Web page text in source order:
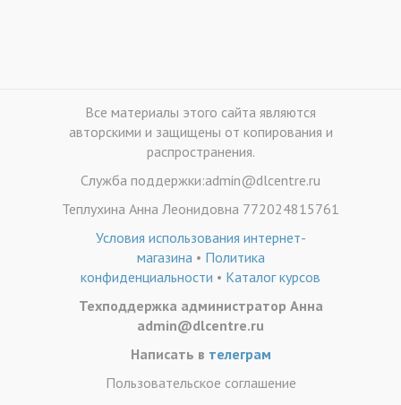
Все материалы этого сайта являются
авторскими и защищены от копирования и
распространения.
Служба поддержки:admin@dlcentre.ru
Теплухина Анна Леонидовна 772024815761
Условия использования интернет-
магазина• Политика
конфиденциальности • Каталог курсов
Техподдержка администратор Анна
admin@dlcentre.ru
Написать в телеграм
Пользовательское соглашение